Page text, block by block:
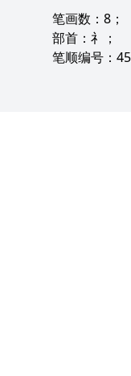
笔画数：8；
部首：礻；
笔顺编号：